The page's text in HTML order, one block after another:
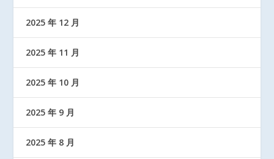
2025 年 12 月
2025 年 11 月
2025 年 10 月
2025 年 9 月
2025 年 8 月